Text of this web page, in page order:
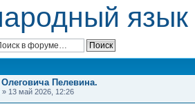
Пелевина.
» 13 май 2026, 12:26